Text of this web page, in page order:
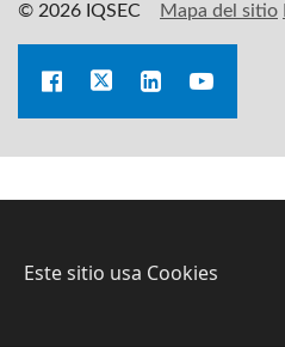
© 2026 IQSEC Mapa del sitio
Este sitio usa Cookies